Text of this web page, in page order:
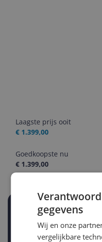
Laagste prijs ooit
€ 1.399,00
Goedkoopste nu
€ 1.399,00
Stel een alert in en
Krijg een seintje zodra
Jouw e-mailadres
gegevens
Wij en onze
vergelijkbare